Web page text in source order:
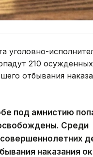
уголовно-
210
отбывания
под амнистию
Среди
наказания